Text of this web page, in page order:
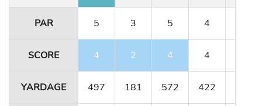
PAR 5 3 5 4
SCORE 4 2 4 4
YARDAGE 497 181 572 422